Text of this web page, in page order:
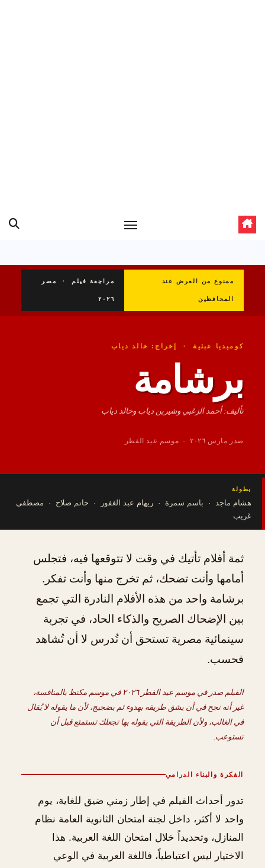
ممنوع من العرض عند
المحافظين
مراجعة فيلم · مصر
كوميديا عبثية · إخراج: خالد دياب
برشامة
تأليف: أحمد الزغبي وشيرين دياب وخالد دياب
صدر مارس ٢٠٢٦ · موسم عيد الفطر
ماجد · باسم سمرة · ريهام عبد الغفور · حاتم صلاح · مصطفى
ثمة أفلام تأتيك في وقت لا تتوقعها فيه، فتجلس
أمامها وأنت تضحك، ثم تخرج منها وأنت تفكر.
برشامة واحد من هذه الأفلام النادرة التي تجمع
بين الإضحاك الصريح والذكاء الحاد، في تجربة
سينمائية مصرية تستحق أن تُدرس لا أن تُشاهد
فحسب.
الفيلم صدر في موسم عيد الفطر ٢٠٢٦ في موسم مكتظ بالمنافسة،
غير أنه نجح في أن يشق طريقه بهدوء ثم بضجيج، لأن ما يقوله لا يُقال
في الغالب، ولأن الطريقة التي يقوله بها تجعلك تستمتع قبل أن
تستوعب.
الفكرة والبناء الدرامي
تدور أحداث الفيلم في إطار زمني ضيق للغاية، يوم
واحد لا أكثر، داخل لجنة امتحان الثانوية العامة نظام
المنازل، وتحديداً خلال امتحان اللغة العربية. هذا
الاختيار ليس اعتباطياً، فاللغة العربية في الوعي